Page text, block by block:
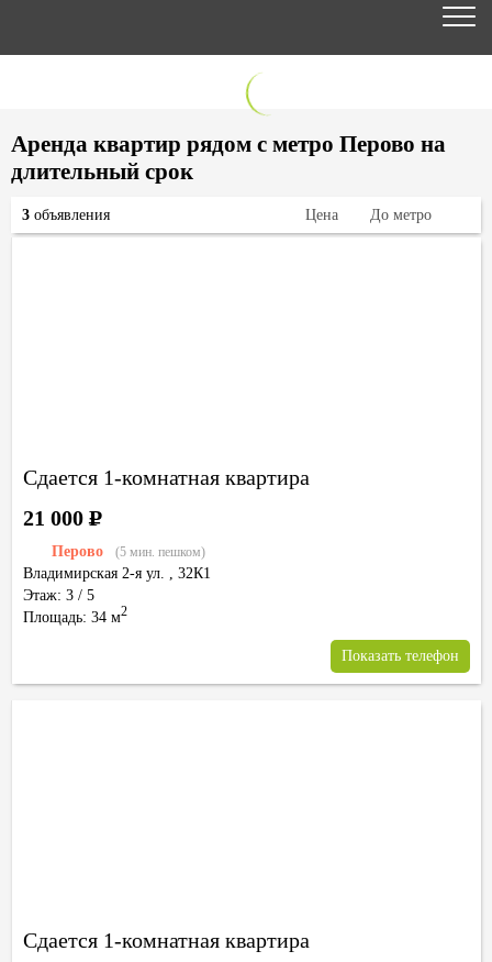
Аренда квартир рядом с метро Перово на
длительный срок
Сдается 1-комнатная квартира
Перово (5 мин. пешком)
Владимирская 2-я ул. , 32К1
Этаж: 3 / 5
Площадь: 34 м2
21 000Р
Показать телефон
Сдается 1-комнатная квартира
3 объявления Цена До метро